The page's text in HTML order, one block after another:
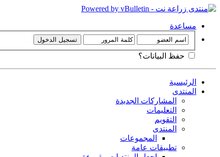
مساعدة
حفظ البيانات؟
الرئيسية
المنتدى
المشاركات الجديدة
التعليمات
التقويم
المنتدى
المجموعات
تطبيقات عامة